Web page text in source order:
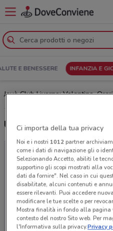
E BENESSERE INFANZIA E
Jouè Club Livorno: Volantino,
Ultime offerte del
Ci importa della tua privacy
Noi e i nostri 1012partner
come i dati di navigazione gli o
Selezionando Accetto, abiliti le
supportino gli scopi mostrati alla
dati da fornire". Nel caso in cui
disabilitate, alcuni contenuti e
essere rilevanti. Puoi accedere
modificare le tue scelte o per
Mostra finalità in fondo alla pagina
contesto del nostro Sito web. Per
l'Informativa sulla privacy.Privacy